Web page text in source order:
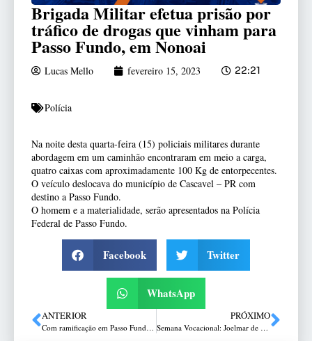
Brigada Militar efetua prisão por
tráfico de drogas que vinham para
Passo Fundo, em Nonoai
Lucas Mello fevereiro 15, 2023 22:21
Polícia
Na noite desta quarta-feira (15) policiais militares durante
abordagem em um caminhão encontraram em meio a carga,
quatro caixas com aproximadamente 100 Kg de entorpecentes.
O veículo deslocava do município de Cascavel – PR com
destino a Passo Fundo.
O homem e a materialidade, serão apresentados na Polícia
Federal de Passo Fundo.
Facebook Twitter
WhatsApp
ANTERIOR
Com ramificação em Passo Fundo, 25 denunciados pelo MPRS em Palmeira das Missões são condenados
PRÓXIMO
Semana Vocacional: Joelmar de Souza será ordenado presbítero no dia 19